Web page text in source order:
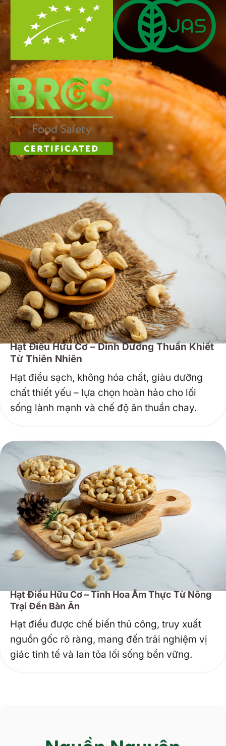
Hạt Điều Hữu Cơ – Dinh Dưỡng Thuần Khiết
Từ Thiên Nhiên
Hạt điều sạch, không hóa chất, giàu dưỡng
chất thiết yếu – lựa chọn hoàn hảo cho lối
sống lành mạnh và chế độ ăn thuần chay.
Hạt Điều Hữu Cơ – Tinh Hoa Ẩm Thực Từ Nông
Trại Đến Bàn Ăn
Hạt điều được chế biến thủ công, truy xuất
nguồn gốc rõ ràng, mang đến trải nghiệm vị
giác tinh tế và lan tỏa lối sống bền vững.